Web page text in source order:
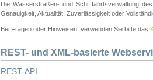
Die Wasserstraßen- und Schifffahrtsverwaltung
Genauigkeit, Aktualität, Zuverlässigkeit oder
Bei Fragen oder Hinweisen, verwenden Sie bitte das
REST- und XML-basierte
REST-API